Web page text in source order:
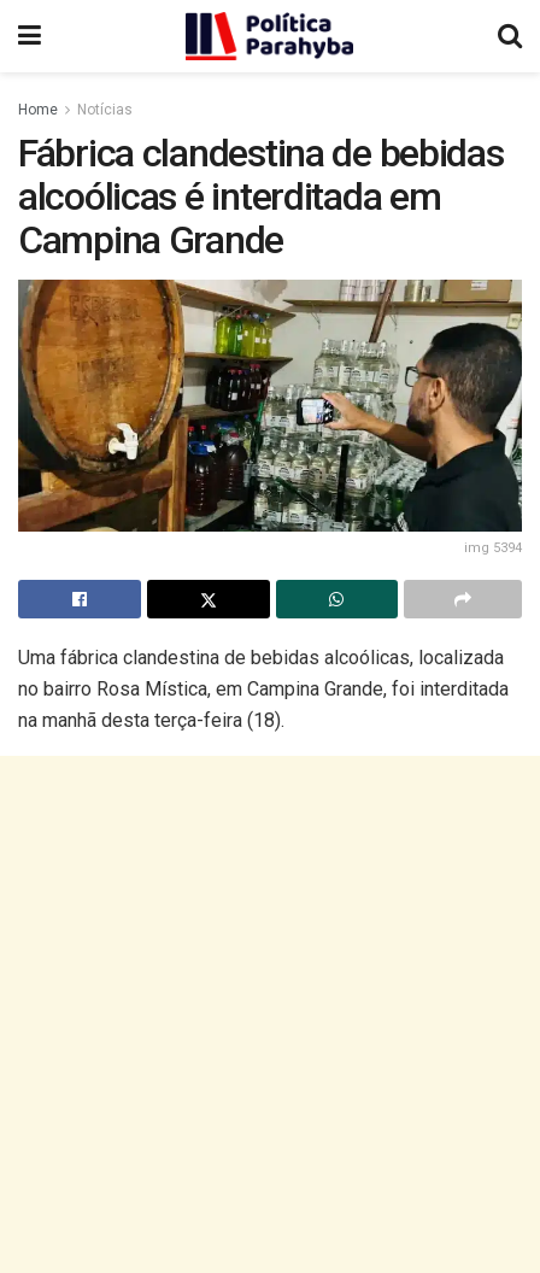
Home Notícias
Fábrica clandestina de bebidas
alcoólicas é interditada em
Campina Grande
img 5394
Uma fábrica clandestina de bebidas alcoólicas, localizada
no bairro Rosa Mística, em Campina Grande, foi interditada
na manhã desta terça-feira (18).